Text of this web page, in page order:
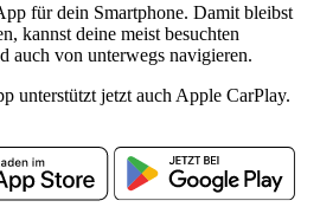
für dein Smartphone. Damit bleibst
kannst deine meist besuchten
auch von unterwegs navigieren.
unterstützt jetzt auch Apple CarPlay.